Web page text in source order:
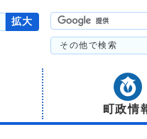
拡大
その他で検索
町政情